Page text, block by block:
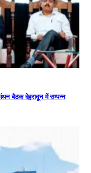
बैठक देहरादून में सम्पन्न